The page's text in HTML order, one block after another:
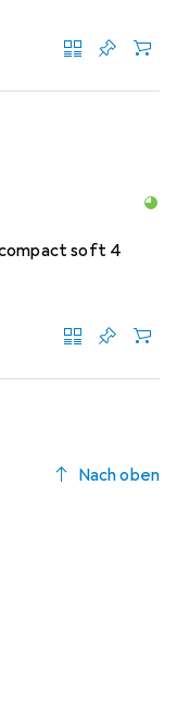
compact soft 4
Nach oben